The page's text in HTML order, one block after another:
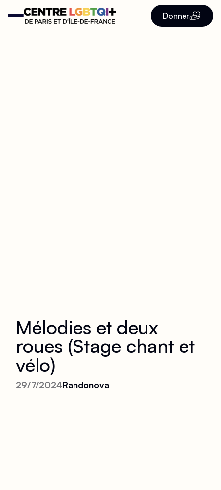
Donner
Mélodies et deux
roues (Stage chant et
vélo)
29/7/2024Randonova